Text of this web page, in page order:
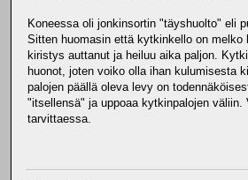
Koneessa oli jonkinsortin "täyshuolto" eli
Sitten huomasin että kytkinkello on melko
kiristys auttanut ja heiluu aika paljon.
huonot, joten voiko olla ihan kulumisesta
palojen päällä oleva levy on
"itsellensä" ja uppoaa kytkinpalojen väliin.
tarvittaessa.